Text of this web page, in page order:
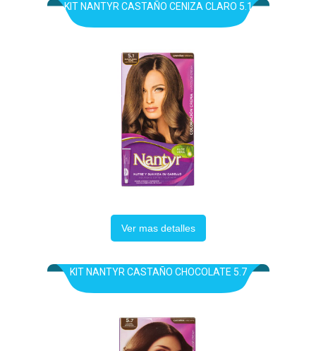
KIT NANTYR CASTAÑO CENIZA CLARO 5.1
Ver mas detalles
KIT NANTYR CASTAÑO CHOCOLATE 5.7